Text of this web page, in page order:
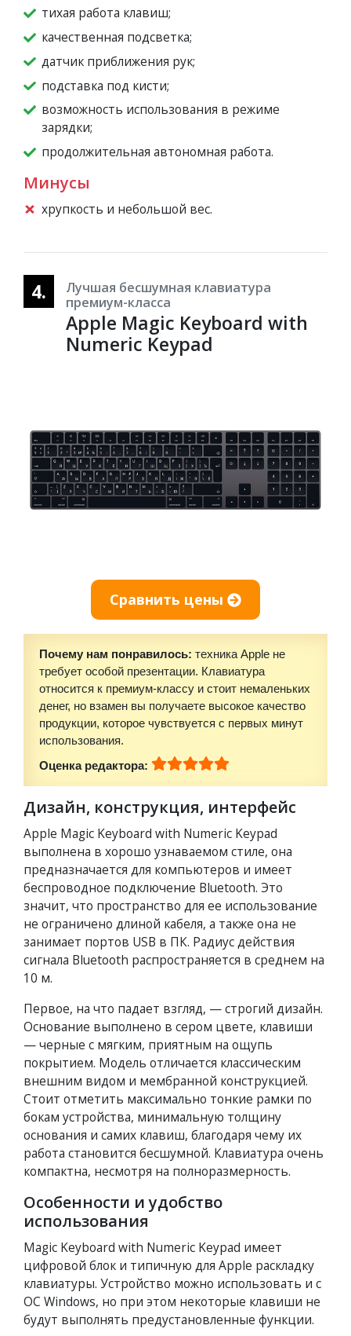
тихая работа клавиш;
качественная подсветка;
датчик приближения рук;
подставка под кисти;
возможность использования в режиме
зарядки;
продолжительная автономная работа.
Минусы
хрупкость и небольшой вес.
4.
Лучшая бесшумная клавиатура
премиум-класса
Apple Magic Keyboard with
Numeric Keypad
Сравнить цены
Почему нам понравилось: техника Apple не
требует особой презентации. Клавиатура
относится к премиум-классу и стоит немаленьких
денег, но взамен вы получаете высокое качество
продукции, которое чувствуется с первых минут
использования.
Оценка редактора:
Дизайн, конструкция, интерфейс
Apple Magic Keyboard with Numeric Keypad
выполнена в хорошо узнаваемом стиле, она
предназначается для компьютеров и имеет
беспроводное подключение Bluetooth. Это
значит, что пространство для ее использование
не ограничено длиной кабеля, а также она не
занимает портов USB в ПК. Радиус действия
сигнала Bluetooth распространяется в среднем на
10 м.
Первое, на что падает взгляд, — строгий дизайн.
Основание выполнено в сером цвете, клавиши
— черные с мягким, приятным на ощупь
покрытием. Модель отличается классическим
внешним видом и мембранной конструкцией.
Стоит отметить максимально тонкие рамки по
бокам устройства, минимальную толщину
основания и самих клавиш, благодаря чему их
работа становится бесшумной. Клавиатура очень
компактна, несмотря на полноразмерность.
Особенности и удобство
использования
Magic Keyboard with Numeric Keypad имеет
цифровой блок и типичную для Apple раскладку
клавиатуры. Устройство можно использовать и с
ОС Windows, но при этом некоторые клавиши не
будут выполнять предустановленные функции.